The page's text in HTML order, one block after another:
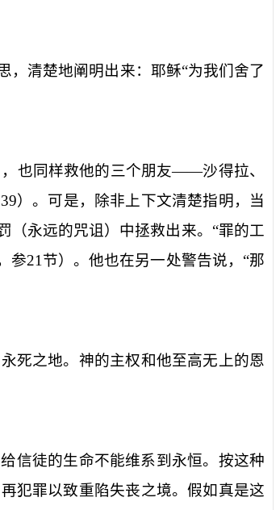
，清楚地阐明出来：耶稣“为我们舍了
也同样救他的三个朋友——沙得拉、
）。可是，除非上下文清楚指明，当
（永远的咒诅）中拯救出来。“罪的工
参21 节）。他也在另一处警告说，“那
死之地。神的主权和他至高无上的恩
信徒的生命不能维系到永恒。按这种
犯罪以致重陷失丧之境。假如真是这